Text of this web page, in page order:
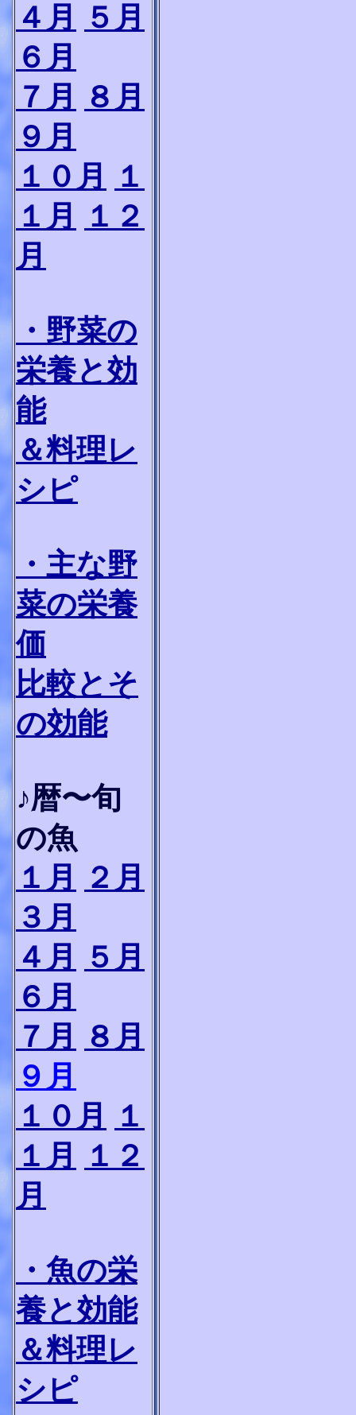
４月
５月
６月
７月
８月
９月
１０月
１
１月
１２
月
・野菜の
栄養と効
能
＆料理レ
シピ
・主な野
菜の栄養
価
比較とそ
の効能
♪暦〜旬
の魚
１月
２月
３月
４月
５月
６月
７月
８月
９月
１０月
１
１月
１２
月
・魚の栄
養と効能
＆料理レ
シピ